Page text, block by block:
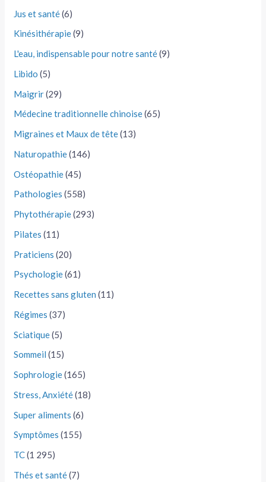
Jus et santé(6)
Kinésithérapie(9)
L'eau, indispensable pour notre santé(9)
Libido (5)
Maigrir(29)
Médecine traditionnelle chinoise(65)
Migraines et Maux de tête(13)
Naturopathie(146)
Ostéopathie(45)
Pathologies (558)
Phytothérapie(293)
Pilates (11)
Praticiens (20)
Psychologie(61)
Recettes sans gluten (11)
Régimes (37)
Sciatique(5)
Sommeil (15)
Sophrologie(165)
Stress, Anxiété(18)
Super aliments (6)
Symptômes (155)
TC(1 295)
Thés et santé(7)